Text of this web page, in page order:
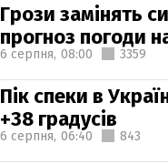
Грози замінять
прогноз погоди
6 серпня, 08:00 3359
Пік спеки в
+38 градусів
6 серпня, 06:40 843